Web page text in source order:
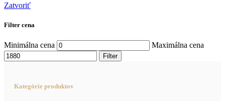
Zatvoriť
Filter cena
Minimálna cena Maximálna cena
Filter
Kategórie produktov